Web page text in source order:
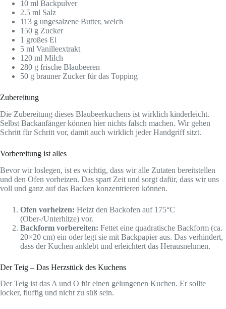
10 ml Backpulver
2.5 ml Salz
113 g ungesalzene Butter, weich
150 g Zucker
1 großes Ei
5 ml Vanilleextrakt
120 ml Milch
280 g frische Blaubeeren
50 g brauner Zucker für das Topping
Zubereitung
Die Zubereitung dieses Blaubeerkuchens ist wirklich kinderleicht.
Selbst Backanfänger können hier nichts falsch machen. Wir gehen
Schritt für Schritt vor, damit auch wirklich jeder Handgriff sitzt.
Vorbereitung ist alles
Bevor wir loslegen, ist es wichtig, dass wir alle Zutaten bereitstellen
und den Ofen vorheizen. Das spart Zeit und sorgt dafür, dass wir uns
voll und ganz auf das Backen konzentrieren können.
Ofen vorheizen: Heizt den Backofen auf 175°C
(Ober-/Unterhitze) vor.
Backform vorbereiten: Fettet eine quadratische Backform (ca.
20×20 cm) ein oder legt sie mit Backpapier aus. Das verhindert,
dass der Kuchen anklebt und erleichtert das Herausnehmen.
Der Teig – Das Herzstück des Kuchens
Der Teig ist das A und O für einen gelungenen Kuchen. Er sollte
locker, fluffig und nicht zu süß sein.